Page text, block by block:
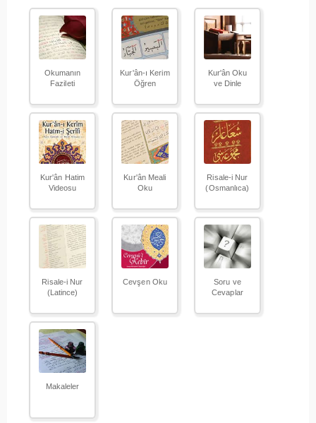
Okumanın
Fazileti
Kur'ân-ı Kerim
Öğren
Kur'ân Oku
ve Dinle
Kur'ân Hatim
Videosu
Kur'ân Meali
Oku
Risale-i Nur
(Osmanlıca)
Risale-i Nur
(Latince)
Cevşen Oku
Soru ve
Cevaplar
Makaleler